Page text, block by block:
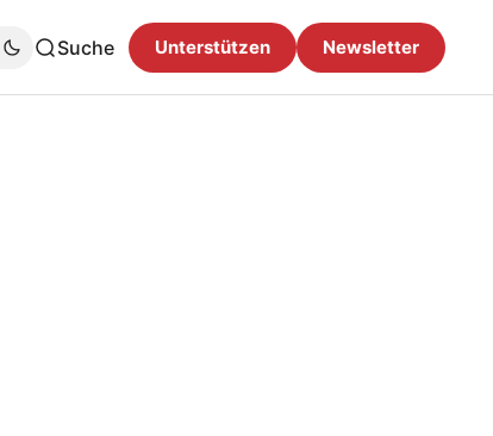
Suche Unterstützen Newsletter